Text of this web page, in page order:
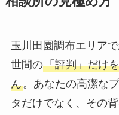
玉川田園調布エリア
世間の「評判」だけ
ん。あなたの高潔な
タだけでなく、その